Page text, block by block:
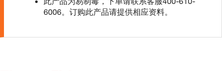
6006。订购此产品请提供相应资料。